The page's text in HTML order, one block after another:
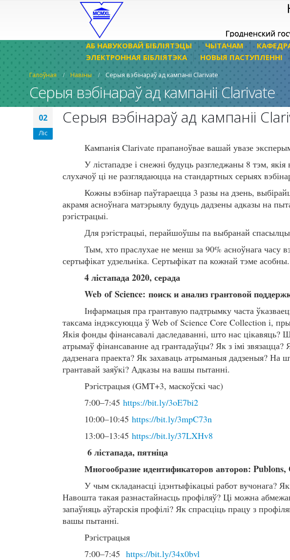
АБ НАВУКОВАЙ БІБЛІЯТЭЦЫ ЧЫТАЧАМ
ЭЛЕКТРОННАЯ БІБЛІЯТЭКА
НОВЫЯ ПАСТУПЛЕННІ
Галоўная Навіны Серыя вэбінараў ад кампаніі Clarivate
Серыя вэбінараў ад кампаніі Clarivate
02
Ліс
Серыя вэбінараў ад кампаніі
Кампанія Clarivate прапаноўвае вашай увазе
У лістападзе і снежні будуць разгледжаны 8 тэм,
слухачоў ці не разглядаюцца на стандартных серыях
Кожны вэбінар паўтараецца 3 разы на дзень,
акрамя асноўнага матэрыялу будуць дадзены адказы на
рэгістрацыі.
Для рэгістрацыі, перайшоўшы па выбранай
Тым, хто праслухае не менш за 90% асноўнага часу
сертыфікат удзельніка. Сертыфікат па кожнай тэме асобны.
4 лістапада 2020, серада
Web of Science: поиск и анализ грантовой
Інфармацыя пра грантавую падтрымку часта
таксама індэксуюцца ў Web of Science Core Collection і,
Якія фонды фінансавалі даследаванні, што нас
атрымаў фінансаванне ад грантадаўцы? Як з імі
дадзенага праекта? Як захаваць атрыманыя дадзеныя? На
грантавай заяўкі? Адказы на вашы пытанні.
Рэгістрацыя (GMT+3, маскоўскі час)
7:00–7:45 https://bit.ly/3oE7bi2
10:00–10:45 https://bit.ly/3mpC73n
13:00–13:45 https://bit.ly/37LXHv8
6 лістапада, пятніца
Многообразие идентификаторов авторов:
У чым складанасці ідэнтыфікацыі работ вучонага?
Навошта такая разнастайнасць профіляў? Ці можна
запаўняць аўтарскія профілі? Як спрасціць працу з
вашы пытанні.
Рэгістрацыя
7:00–7:45 https://bit.ly/34x0bvl